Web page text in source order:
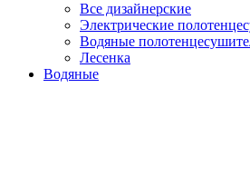
Все дизайнерские
Электрические
Водяные
Лесенка
Водяные